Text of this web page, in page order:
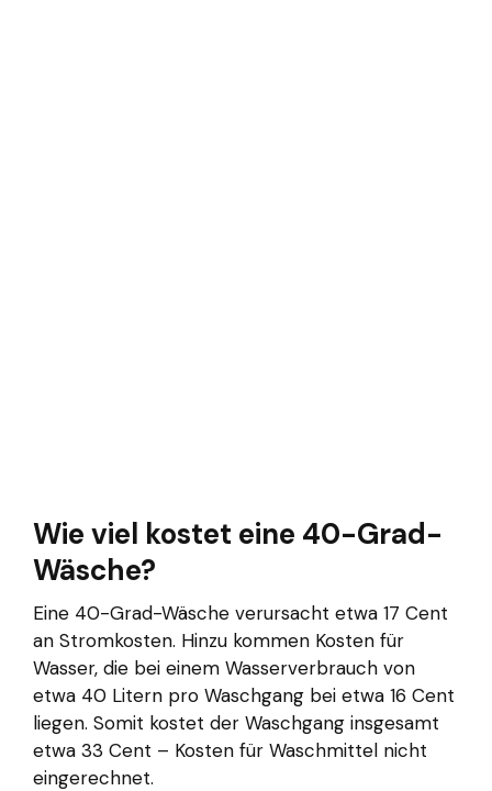
Wie viel kostet eine 40-Grad-
Wäsche?
Eine 40-Grad-Wäsche verursacht etwa 17 Cent
an Stromkosten. Hinzu kommen Kosten für
Wasser, die bei einem Wasserverbrauch von
etwa 40 Litern pro Waschgang bei etwa 16 Cent
liegen. Somit kostet der Waschgang insgesamt
etwa 33 Cent – Kosten für Waschmittel nicht
eingerechnet.